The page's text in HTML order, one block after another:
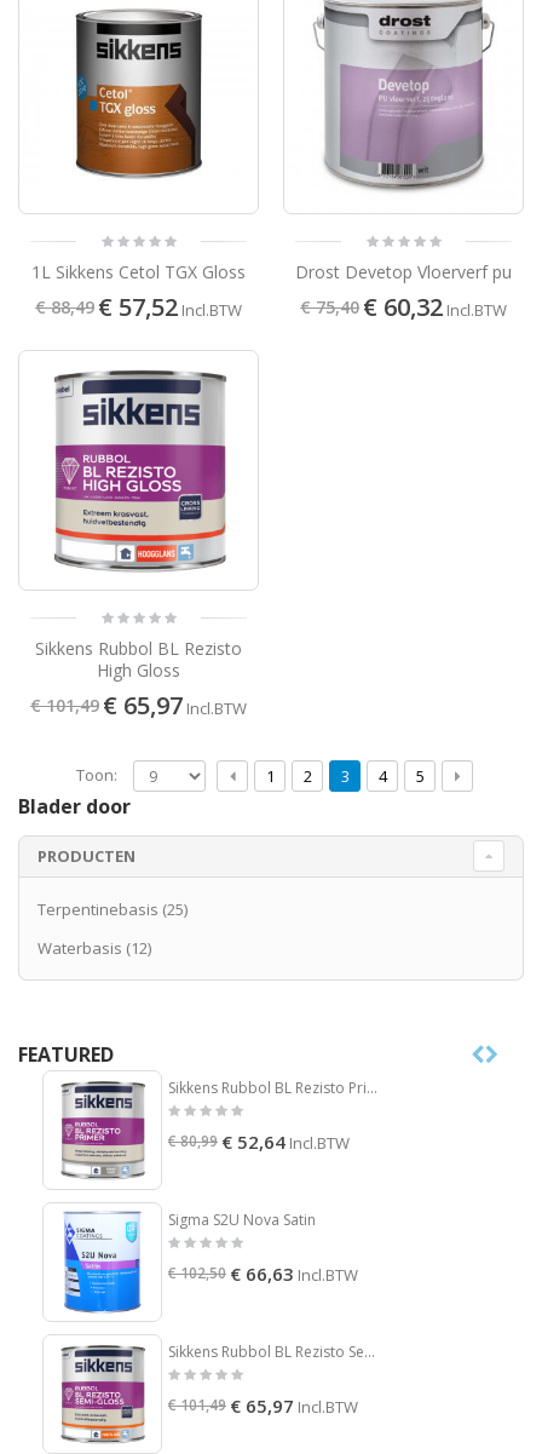
1L Sikkens Cetol TGX Gloss
€ 88,49 € 57,52 Incl.BTW
Drost Devetop Vloerverf pu
€ 75,40 € 60,32 Incl.BTW
Sikkens Rubbol BL Rezisto
High Gloss
€ 101,49 € 65,97 Incl.BTW
1 2 3 4 5
Toon:
Blader door
PRODUCTEN
Terpentinebasis (25)
Waterbasis (12)
FEATURED
Sikkens Rubbol BL Rezisto Primer
€ 80,99 € 52,64 Incl.BTW
Sigma S2U Nova Satin
€ 102,50 € 66,63 Incl.BTW
Sikkens Rubbol BL Rezisto Semi Gloss
€ 101,49 € 65,97 Incl.BTW